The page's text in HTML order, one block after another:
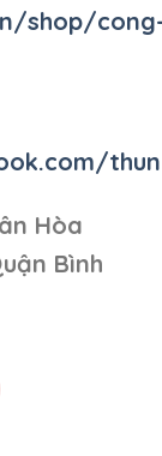
shop/
Hòa
Bình